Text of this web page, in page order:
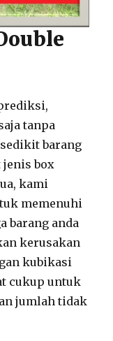
tanpa
barang
jenis box
kami
memenuhi
barang anda
kerusakan
kubikasi
cukup untuk
jumlah tidak